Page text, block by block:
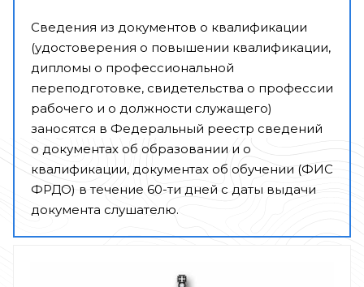
Сведения из документов о квалификации
(удостоверения о повышении квалификации,
дипломы о профессиональной
переподготовке, свидетельства о профессии
рабочего и о должности служащего)
заносятся в Федеральный реестр сведений
о документах об образовании и о
квалификации, документах об обучении (ФИС
ФРДО) в течение 60-ти дней с даты выдачи
документа слушателю.